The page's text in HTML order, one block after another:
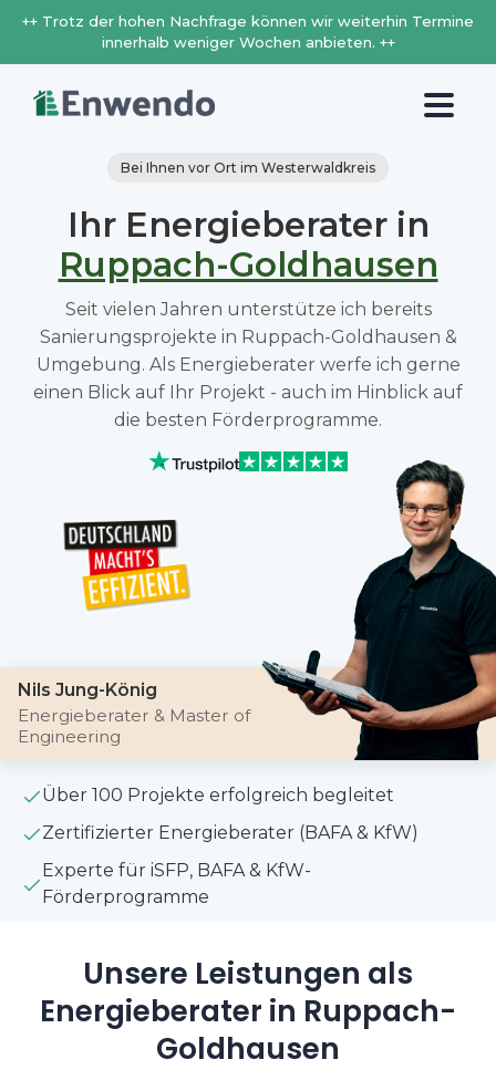
++ Trotz der hohen Nachfrage können wir weiterhin Termine
innerhalb weniger Wochen anbieten. ++
Bei Ihnen vor Ort im Westerwaldkreis
Ihr Energieberater in
Ruppach-Goldhausen
Seit vielen Jahren unterstütze ich bereits
Sanierungsprojekte in Ruppach-Goldhausen &
Umgebung. Als Energieberater werfe ich gerne
einen Blick auf Ihr Projekt - auch im Hinblick auf
die besten Förderprogramme.
Nils Jung-König
Energieberater & Master of
Engineering
Über 100 Projekte erfolgreich begleitet
Zertifizierter Energieberater (BAFA & KfW)
Experte für iSFP, BAFA & KfW-
Förderprogramme
Unsere Leistungen als
Energieberater in Ruppach-
Goldhausen